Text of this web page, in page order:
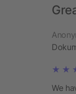
We